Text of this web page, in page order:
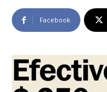
Facebook